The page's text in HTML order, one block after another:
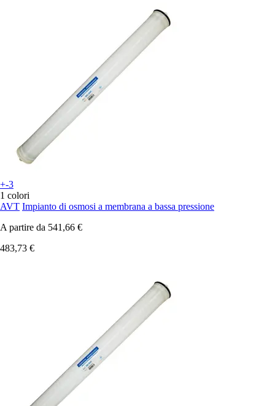
+-3
1 colori
AVT Impianto di osmosi a membrana a bassa pressione
A partire da 541,66 €
483,73 €